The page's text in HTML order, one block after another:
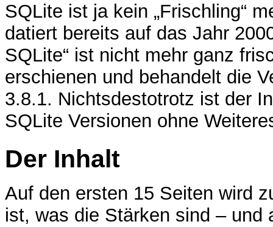
SQLite ist ja kein „Frischling“
datiert bereits auf das Jahr
SQLite“ ist nicht mehr ganz
erschienen und behandelt die
3.8.1. Nichtsdestotrotz ist der
SQLite Versionen ohne
Der Inhalt
Auf den ersten 15 Seiten wird
ist, was die Stärken sind – und